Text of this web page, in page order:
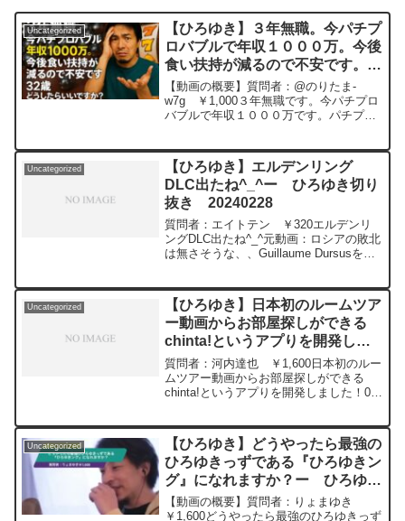
Uncategorized
【ひろゆき】３年無職。今パチプ
ロバブルで年収１０００万。今後
食い扶持が減るので不安です。３
２歳どうしたらいいですか？ー
ひろゆき切り抜き 202051129
【動画の概要】質問者：@のりたま-
w7g ￥1,000３年無職です。今パチプロ
バブルで年収１０００万です。パチプロ
ですか？元動画： 蒔かぬ種は生えぬ
PanameIP...
Uncategorized
【ひろゆき】エルデンリング
DLC出たね^_^ー ひろゆき切り
抜き 20240228
質問者：エイトテン ￥320エルデンリ
ングDLC出たね^_^元動画：ロシアの敗北
は無さそうな、、Guillaume Dursusを呑
v=GK3quBgoXnQ***************************
***************ひろゆきさんの動画で、寄
せられた質問について、一問一答形式に
してみました。過去にこんな質問してる
かな？と気になったことがあれば、下記
のサイトから検索してみてください。
https://hiroyuki-ziten.com/できるだけ、
多くの質問を今後も編集し、アップロー
て頂けたら、いいね！やチャンネル登録
をよろしくお願いします。
Uncategorized
【ひろゆき】日本初のルームツア
ー動画からお部屋探しができる
chinta!というアプりを開発しま
した！ー ひろゆき切り抜き
20240216
質問者：河内達也 ￥1,600日本初のルー
ムツアー動画からお部屋探しができる
chinta!というアプりを開発しました！0秒
から探せる、、、それがchinta!です！元
動画：能登半島に最大同時接続✖️50円の
寄付をするよ、その4。Magners Irish
Ciderを呑みながら。2024/02/16
V23
https://www.youtube.com/watch?
Uncategorized
【ひろゆき】どうやったら最強の
ひろゆきっずである『ひろゆきン
グ』になれますか？ー ひろゆき
切り抜き 20230322
【動画の概要】質問者：りょまゆき
￥1,600どうやったら最強のひろゆきっず